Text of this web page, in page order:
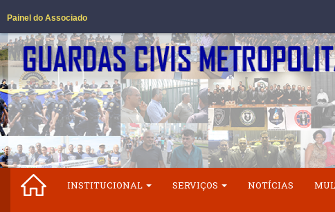
Painel do Associado
INSTITUCIONAL SERVIÇOS NOTÍCIAS